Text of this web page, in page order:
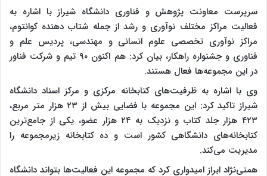
سرپرست معاونت پژوهش و فناوری دانشگاه شیراز با اشاره به
فعالیت مراکز مختلف نوآوری و رشد از جمله شتاب دهنده کوانتوم،
مراکز نوآوری تخصصی علوم انسانی و مهندسی، پردیس علم و
فناوری و جشنواره راهکار، بیان کرد: هم اکنون ۹۰ تیم و شرکت فناور
در این مجموعه‌ها فعال هستند.
وی با اشاره به ظرفیت‌های کتابخانه مرکزی و مرکز اسناد دانشگاه
شیراز تاکید کرد: این مجموعه با فضایی بیش از ۲۳ هزار متر مربع،
۴۲۳ هزار جلد کتاب و نزدیک به ۲۴ هزار عضو، یکی از جامع‌ترین
کتابخانه‌های دانشگاهی کشور است و ده کتابخانه زیرمجموعه را
مدیریت می‌کند.
همتی‌نژاد ابراز امیدواری کرد که مجموعه این فعالیت‌ها بتواند دانشگاه